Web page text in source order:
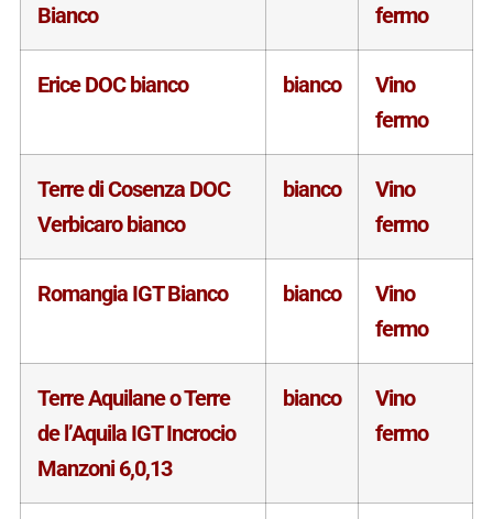
Bianco
fermo
Erice DOC bianco bianco
Vino
fermo
Terre di Cosenza DOC
Verbicaro bianco
bianco
Vino
fermo
Romangia IGT Bianco bianco
Vino
fermo
Terre Aquilane o Terre
de l’Aquila IGT Incrocio
Manzoni 6,0,13
bianco
Vino
fermo